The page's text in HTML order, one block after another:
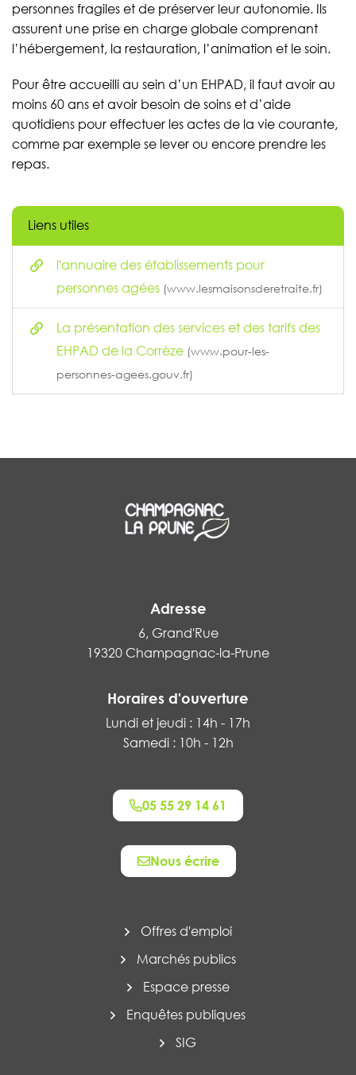
personnes fragiles et de préserver leur autonomie. Ils
assurent une prise en charge globale comprenant
l’hébergement, la restauration, l’animation et le soin.
Pour être accueilli au sein d’un EHPAD, il faut avoir au
moins 60 ans et avoir besoin de soins et d’aide
quotidiens pour effectuer les actes de la vie courante,
comme par exemple se lever ou encore prendre les
repas.
Liens utiles
l'annuaire des établissements pour
personnes agées (www.lesmaisonsderetraite.fr)
La présentation des services et des tarifs des
EHPAD de la Corrèze (www.pour-les-
personnes-agees.gouv.fr)
Adresse
6, Grand'Rue
19320 Champagnac-la-Prune
Horaires d'ouverture
Lundi et jeudi : 14h - 17h
Samedi : 10h - 12h
05 55 29 14 61
Nous écrire
Offres d'emploi
Marchés publics
Espace presse
Enquêtes publiques
SIG